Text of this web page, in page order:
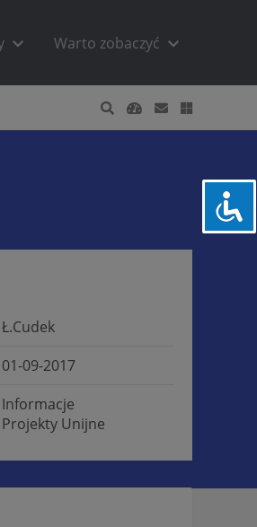
Warto zobaczyć
Ł.Cudek
01-09-2017
Informacje
Projekty Unijne